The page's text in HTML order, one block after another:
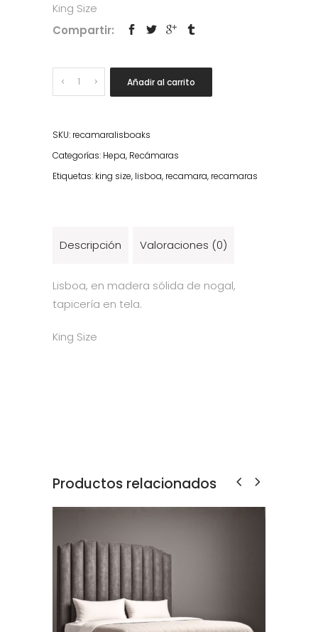
King Size
Compartir:
Quantity Añadir al carrito
SKU: recamaralisboaks
Categorías: Hepa, Recámaras
Etiquetas: king size, lisboa, recamara, recamaras
Descripción Valoraciones (0)
Lisboa, en madera sólida de nogal,
tapicería en tela.
King Size
Productos relacionados